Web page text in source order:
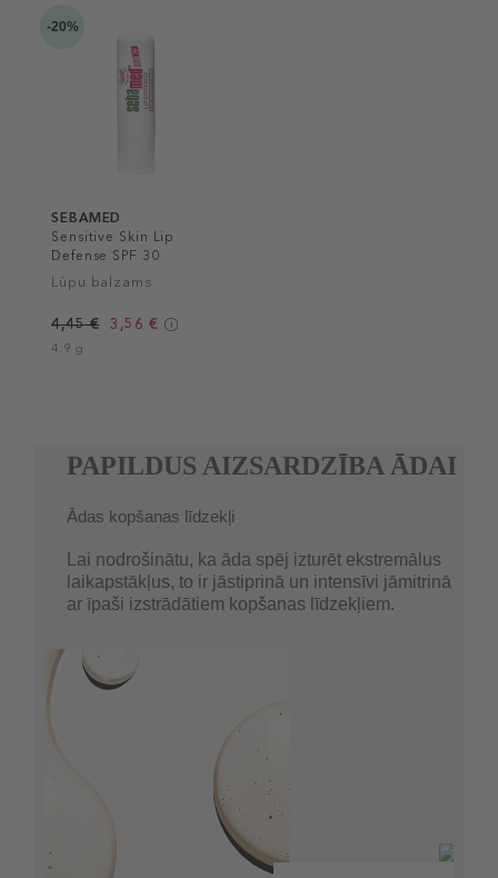
-20%
SEBAMED
Sensitive Skin Lip
Defense SPF 30
Lūpu balzams
4,45 € 3,56 €
4.9 g
PAPILDUS AIZSARDZĪBA ĀDAI
Ādas kopšanas līdzekļi
Lai nodrošinātu, ka āda spēj izturēt ekstremālus
laikapstākļus, to ir jāstiprinā un intensīvi jāmitrinā
ar īpaši izstrādātiem kopšanas līdzekļiem.
2 / 4